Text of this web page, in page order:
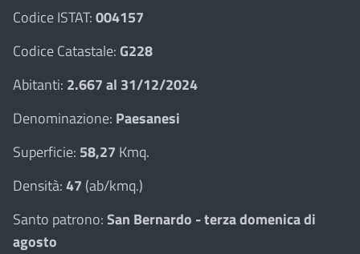
Codice ISTAT:004157
Codice Catastale:G228
Abitanti: 2.667 al 31/12/2024
Denominazione: Paesanesi
Superficie: 58,27 Kmq.
Densità:47 (ab/kmq.)
Santo patrono:San Bernardo - terza domenica di
agosto